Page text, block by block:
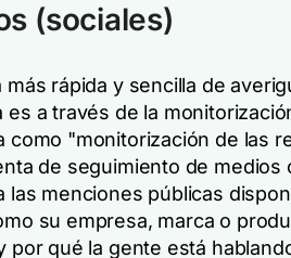
(sociales)
más rápida y sencilla de
es a través de la
como "monitorización de las
de seguimiento de medios
las menciones públicas
su empresa, marca o
por qué la gente está